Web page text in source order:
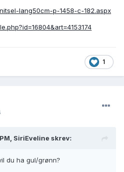
lang50cm-p-1458-c-182.aspx
1
SiriEveline skrev:
du ha gul/grønn?